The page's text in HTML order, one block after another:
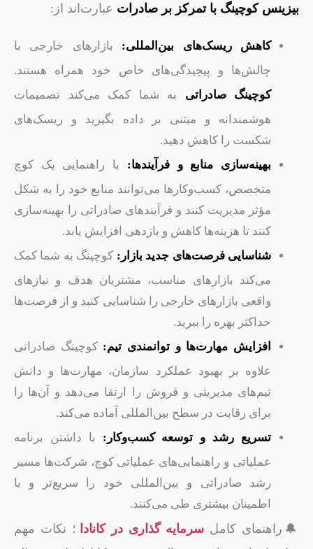
بیزینس کوچینگ با تمرکز بر صادرات عبارت‌اند از:
کاهش ریسک‌های بین‌المللی: بازارهای خارجی با
چالش‌ها و پیچیدگی‌های خاص خود همراه هستند.
کوچینگ صادراتی به شما کمک می‌کند تصمیمات
هوشمندانه و مبتنی بر داده بگیرید و ریسک‌های
شکست را کاهش دهید.
بهینه‌سازی منابع و فرآیندها: با راهنمایی یک کوچ
متخصص، کسب‌وکارها می‌توانند منابع خود را به شکل
مؤثر مدیریت کنند و فرآیندهای صادراتی را بهینه‌سازی
کنند تا هزینه‌ها کاهش و بازدهی افزایش یابد.
شناسایی فرصت‌های جدید بازار: کوچینگ به شما کمک
می‌کند بازارهای مناسب، مشتریان هدف و نیازهای
واقعی بازارهای خارجی را شناسایی کنید و از فرصت‌ها
حداکثر بهره را ببرید.
افزایش مهارت‌ها و توانمندی تیم: کوچینگ صادراتی
علاوه بر بهبود عملکرد سازمان، مهارت‌ها و دانش
تیم‌های مدیریتی و فروش را ارتقا می‌دهد و آن‌ها را
برای رقابت در سطح بین‌المللی آماده می‌کند.
تسریع رشد و توسعه کسب‌وکار: با داشتن برنامه
عملیاتی و راهنمایی‌های عملیاتی کوچ، شرکت‌ها مسیر
رشد صادراتی و بین‌المللی خود را سریع‌تر و با
اطمینان بیشتری طی می‌کنند.
🔔راهنمای کامل سرمایه گذاری در کانادا ؛ نکات مهم